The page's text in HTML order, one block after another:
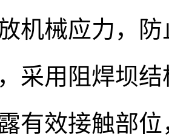
机械应力，
采用阻焊坝
有效接触部